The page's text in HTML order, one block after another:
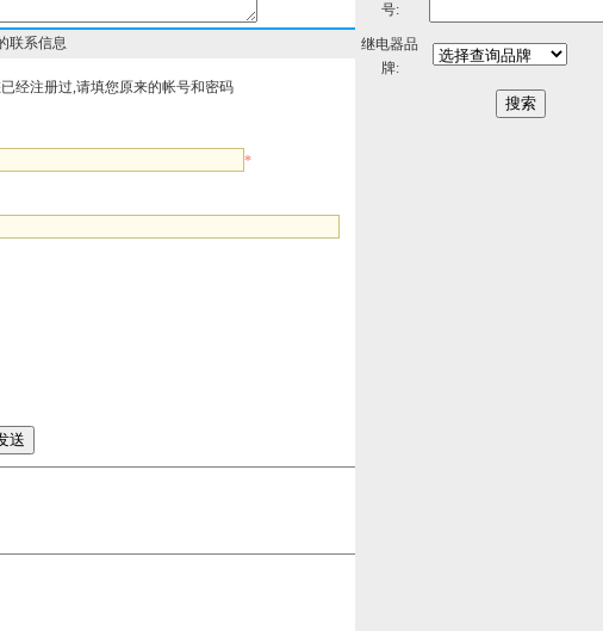
联系信息
经注册过,请填您原来的帐号和密码
*
号:
继电器品
牌: